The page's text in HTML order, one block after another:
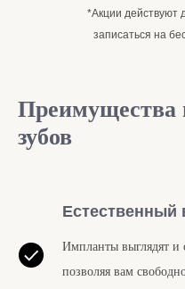
*Акции действуют
записаться на
Преимущества
зубов
Импланты выглядят и
позволяя вам